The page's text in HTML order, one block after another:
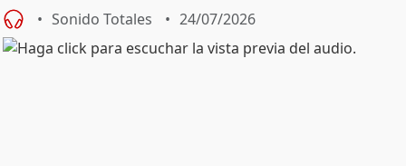
Sonido Totales 24/07/2026